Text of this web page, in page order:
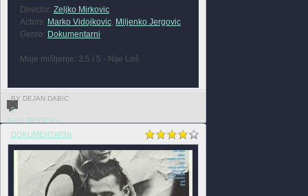
Director: Zeljko Mirkovic
Actors: Marko Vidojkovic, Miljenko Jergovic
Genre: Dokumentarni
Moje mišljenje: 3.5 / 5 - Nije Loš
BY DEJAN DABIC
0
FULL REVIEW »
DOKUMENTARNI